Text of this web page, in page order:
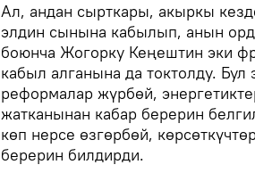
Ал, андан сырткары, акыркы
элдин сынына кабылып, анын
боюнча Жогорку Кеңештин эки
кабыл алганына да токтолду. Бул
реформалар жүрбөй,
жатканынан кабар берерин
көп нерсе өзгөрбөй,
берерин билдирди.